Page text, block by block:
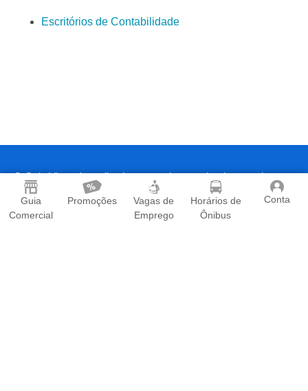
Guia
Comercial
Promoções
Vagas de
Emprego
Horários de
Ônibus
Conta
Escritórios de Contabilidade
O Guia Viana é o aplicativo que todo morador dos seguintes
bairros precisa ter em seu celular: Araçatiba, Areinha, Arlindo
Angelo Villaschi, Boa Esperança, Bom Pastor, Cabral, Campo
Verde, Canaã, Caxias de Sul, Eldorado, Industrial, Ipanema,